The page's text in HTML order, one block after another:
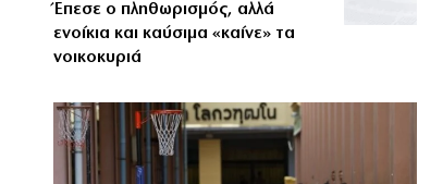
Έπεσε ο πληθωρισμός, αλλά
ενοίκια και καύσιμα «καίνε» τα
νοικοκυριά